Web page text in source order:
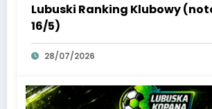
Lubuski Ranking Klubowy
16/5)
28/07/2026